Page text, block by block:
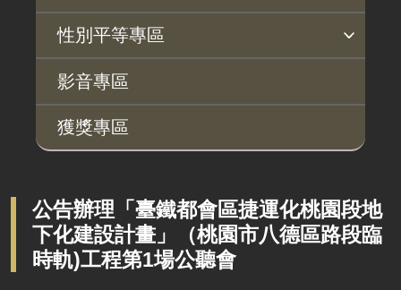
解釋性規定及裁量基準
政府機關資訊
行政指導有關文書
施政計畫、業務統計及研究報告
支付或接受之補助
政策宣導廣告支出
用地法規
徵收案件資訊
揭弊者保護專區
廉政訊息
利益衝突迴避園地
公務員廉政倫理規範
公職人員財產申報園地
廉政檢舉管道
桃地計畫廉政平臺專網
桃地計畫
廉政平臺
啟動儀式及交流座談會
定期聯繫會議
廉政體系
性別平等專區
性別平等工作小組
宣傳事項
性別平等推動計畫
性別平等統計分析
性別平等影響評估
性騷擾防治
相關網站
影音專區
獲獎專區
公告辦理「臺鐵都會區捷運化桃園段地
下化建設計畫」（桃園市八德區路段臨
時軌)工程第1場公聽會